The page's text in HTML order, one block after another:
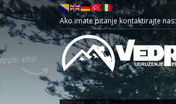
Ako imate pitanje kontaktirajte nas: